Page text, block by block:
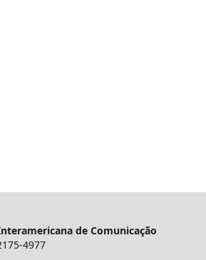
de Comunicação
4977